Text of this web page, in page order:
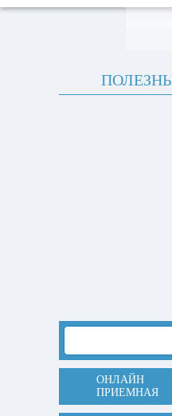
ОНЛАЙН
ПРИЕМНАЯ